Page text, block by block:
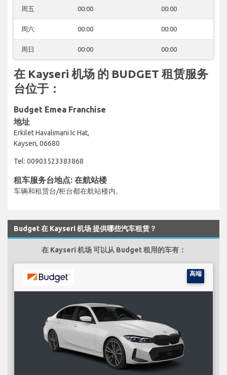
周五 00:00 00:00
周六 00:00 00:00
周日 00:00 00:00
在 Kayseri 机场 的 BUDGET 租赁服务
台位于：
Budget Emea Franchise
地址
Erkilet Havalimani Ic Hat,
Kayseri, 06680
Tel: 00903523383868
租车服务台地点: 在航站楼
车辆和租赁台/柜台都在航站楼内。
Budget 在 Kayseri 机场 提供哪些汽车租赁？
在 Kayseri 机场 可以从 Budget 租用的车有：
高端